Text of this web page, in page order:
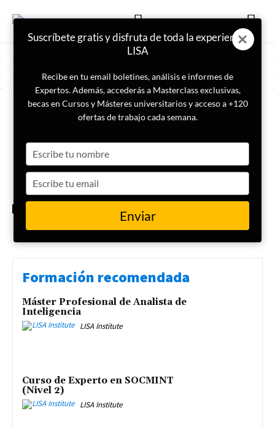
ETIQUETA
Apátridas
¿Qué son los apátridas y por
qué hay personas que no tienen
nacionalidad?
Formación recomendada
Máster Profesional de Analista de
Inteligencia
LISA Institute
Curso de Experto en SOCMINT
(Nivel 2)
LISA Institute
Suscríbete gratis y disfruta de toda la experiencia
LISA
Recibe en tu email boletines, análisis e informes de
Expertos. Además, accederás a Masterclass exclusivas,
becas en Cursos y Másteres universitarios y acceso a +120
ofertas de trabajo cada semana.
your
name
your
email
Enviar